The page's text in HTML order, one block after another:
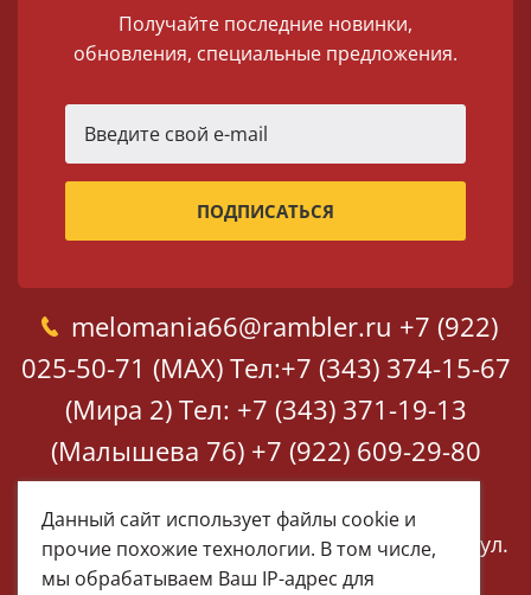
Получайте последние новинки,
обновления, специальные предложения.
melomania66@rambler.ru +7 (922)
025-50-71 (MAX) Тел:+7 (343) 374-15-67
(Мира 2) Тел: +7 (343) 371-19-13
(Малышева 76) +7 (922) 609-29-80
(MAX)
Екатеринбург, ул. Мира 2
Екатеринбург, ул.
Малышева 76
Данный сайт использует файлы cookie и
прочие похожие технологии. В том числе,
мы обрабатываем Ваш IP-адрес для